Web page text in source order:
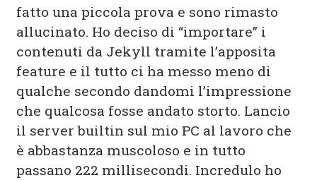
fatto una piccola prova e sono rimasto
allucinato. Ho deciso di “importare” i
contenuti da Jekyll tramite l’apposita
feature e il tutto ci ha messo meno di
qualche secondo dandomi l’impressione
che qualcosa fosse andato storto. Lancio
il server builtin sul mio PC al lavoro che
è abbastanza muscoloso e in tutto
passano 222 millisecondi. Incredulo ho